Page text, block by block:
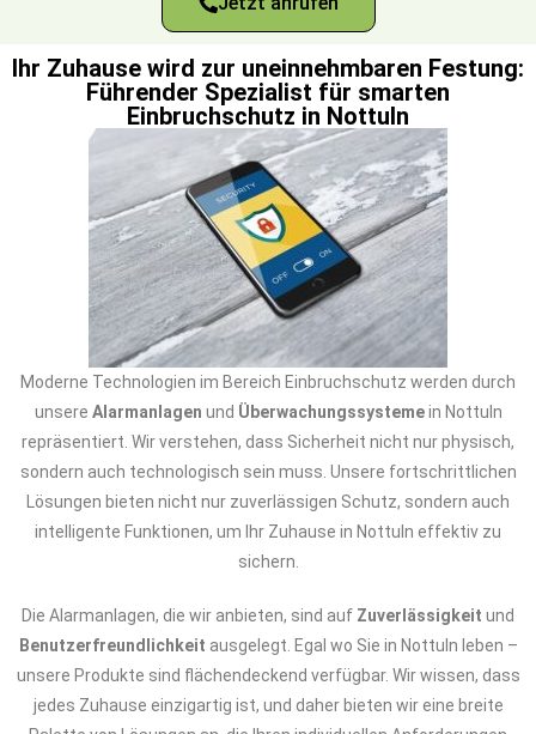
Ihr Zuhause wird zur uneinnehmbaren Festung:
Führender Spezialist für smarten
Einbruchschutz in Nottuln
Moderne Technologien im Bereich Einbruchschutz werden durch
unsere Alarmanlagen und Überwachungssystemein Nottuln
repräsentiert. Wir verstehen, dass Sicherheit nicht nur physisch,
sondern auch technologisch sein muss. Unsere fortschrittlichen
Lösungen bieten nicht nur zuverlässigen Schutz, sondern auch
intelligente Funktionen, um Ihr Zuhause in Nottuln effektiv zu
sichern.
Die Alarmanlagen, die wir anbieten, sind auf Zuverlässigkeit und
Benutzerfreundlichkeit ausgelegt. Egal wo Sie in Nottuln leben –
unsere Produkte sind flächendeckend verfügbar. Wir wissen, dass
jedes Zuhause einzigartig ist, und daher bieten wir eine breite